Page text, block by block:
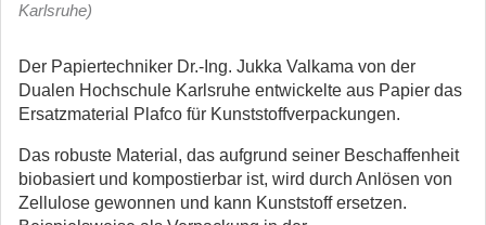
Karlsruhe)
Der Papiertechniker Dr.-Ing. Jukka Valkama von der
Dualen Hochschule Karlsruhe entwickelte aus Papier das
Ersatzmaterial Plafco für Kunststoffverpackungen.
Das robuste Material, das aufgrund seiner Beschaffenheit
biobasiert und kompostierbar ist, wird durch Anlösen von
Zellulose gewonnen und kann Kunststoff ersetzen.